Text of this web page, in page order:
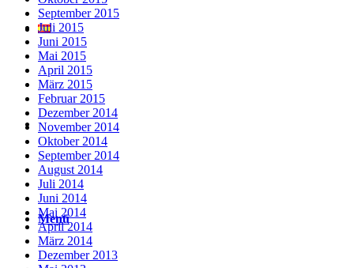
Suche
MenüMenü
September 2015
Juli 2015
Juni 2015
Mai 2015
April 2015
März 2015
Februar 2015
Dezember 2014
November 2014
Oktober 2014
September 2014
August 2014
Juli 2014
Juni 2014
Mai 2014
April 2014
März 2014
Dezember 2013